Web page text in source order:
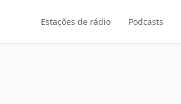
Estações de rádio Podcasts